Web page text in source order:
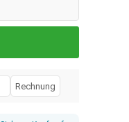
Rechnung